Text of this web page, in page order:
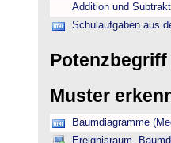
Addition und
Schulaufgaben aus
Potenzbegriff
Muster
Baumdiagramme
Ereignisraum,